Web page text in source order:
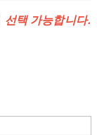
선택 가능합니다.